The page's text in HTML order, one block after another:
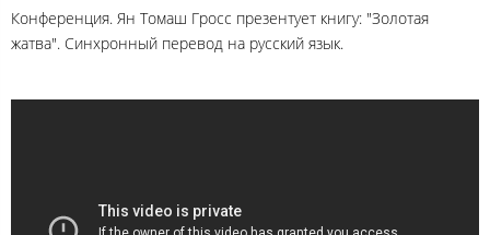
Конференция. Ян Томаш Гросс презентует книгу: "Золотая
жатва". Синхронный перевод на русский язык.